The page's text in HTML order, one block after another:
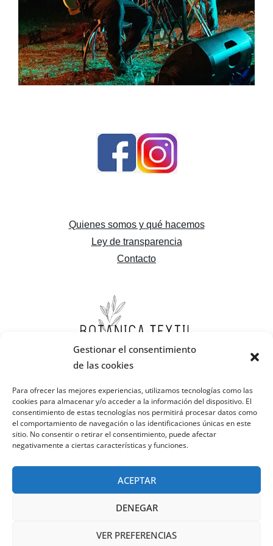
Gestionar el consentimiento
de las cookies
Para ofrecer las mejores experiencias, utilizamos tecnologías como las
cookies para almacenar y/o acceder a la información del dispositivo. El
consentimiento de estas tecnologías nos permitirá procesar datos como
el comportamiento de navegación o las identificaciones únicas en este
sitio. No consentir o retirar el consentimiento, puede afectar
negativamente a ciertas características y funciones.
ACEPTAR
DENEGAR
VER PREFERENCIAS
Ver actuaciones
Quienes somos y qué hacemos
Ley de transparencia
Contacto